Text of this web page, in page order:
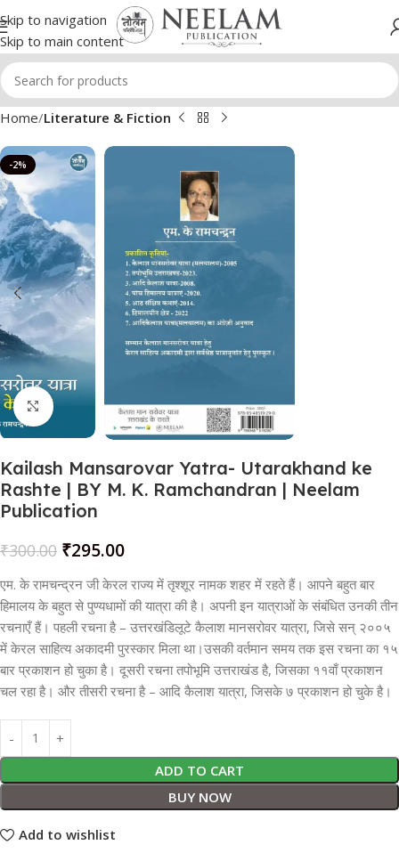
Skip to navigation
Skip to main content
Home Literature & Fiction
-2%
Click to enlarge
Kailash Mansarovar Yatra- Utarakhand ke
Rashte | BY M. K. Ramchandran | Neelam
Publication
₹300.00 ₹295.00
एम. के रामचन्द्रन जी केरल राज्य में तृश्शूर नामक शहर में रहते हैं। आपने बहुत बार
हिमालय के बहुत से पुण्यधामों की यात्रा की है। अपनी इन यात्राओं के संबंधित उनकी तीन
रचनाएँ हैं। पहली रचना है – उत्तरखंडिलूटे कैलाश मानसरोवर यात्रा, जिसे सन् २००५
में केरल साहित्य अकादमी पुरस्कार मिला था।उसकी वर्तमान समय तक इस रचना का १५
बार प्रकाशन हो चुका है। दूसरी रचना तपोभूमि उत्तराखंड है, जिसका ११वाँ प्रकाशन
चल रहा है। और तीसरी रचना है – आदि कैलाश यात्रा, जिसके ७ प्रकाशन हो चुके है।
ADD TO CART
BUY NOW
Add to wishlist